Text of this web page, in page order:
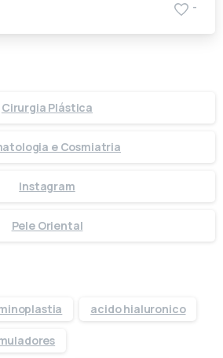
-
Cirurgia Plástica
e Cosmiatria
Instagram
Pele Oriental
acido hialuronico